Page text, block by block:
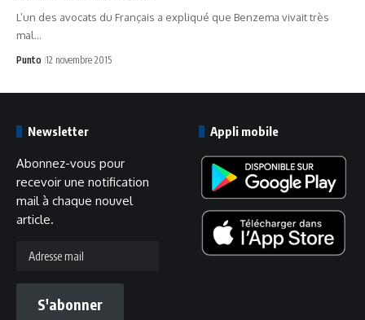
L’un des avocats du Français a expliqué que Benzema vivait très
mal…
Punto 12 novembre 2015
Newsletter
Abonnez-vous pour
recevoir une notification
mail à chaque nouvel
article.
mail
S'abonner
Appli mobile